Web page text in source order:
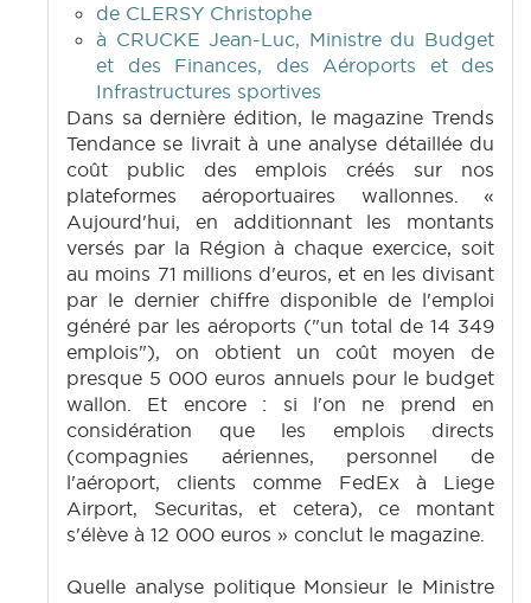
de CLERSY Christophe
à CRUCKE Jean-Luc, Ministre du Budget
et des Finances, des Aéroports et des
Infrastructures sportives
Dans sa dernière édition, le magazine Trends
Tendance se livrait à une analyse détaillée du
coût public des emplois créés sur nos
plateformes aéroportuaires wallonnes. «
Aujourd'hui, en additionnant les montants
versés par la Région à chaque exercice, soit
au moins 71 millions d'euros, et en les divisant
par le dernier chiffre disponible de l'emploi
généré par les aéroports ("un total de 14 349
emplois"), on obtient un coût moyen de
presque 5 000 euros annuels pour le budget
wallon. Et encore : si l'on ne prend en
considération que les emplois directs
(compagnies aériennes, personnel de
l'aéroport, clients comme FedEx à Liege
Airport, Securitas, et cetera), ce montant
s'élève à 12 000 euros » conclut le magazine.
Quelle analyse politique Monsieur le Ministre